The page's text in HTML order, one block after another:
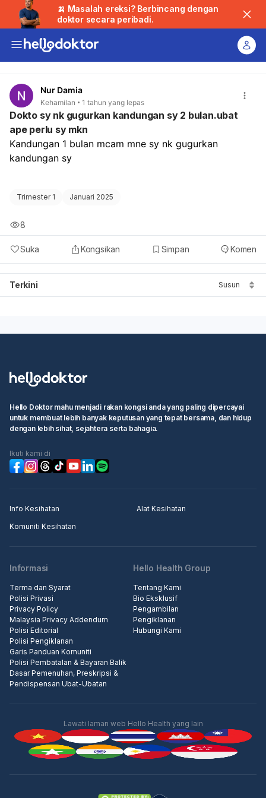
🍌 Masalah ereksi? Berbincang dengan
doktor secara peribadi.
Nur Damia
Kehamilan 1 tahun yang lepas
Dokto sy nk gugurkan kandungan sy 2 bulan.ubat
ape perlu sy mkn
Kandungan 1 bulan mcam mne sy nk gugurkan
kandungan sy
Trimester 1 Januari 2025
Suka Kongsikan Simpan Komen
8
Terkini Susun
Hello Doktor mahu menjadi rakan kongsi anda yang paling dipercayai
untuk membuat lebih banyak keputusan yang tepat bersama, dan hidup
dengan lebih sihat, sejahtera serta bahagia.
Ikuti kami di
Info Kesihatan
Alat Kesihatan
Komuniti Kesihatan
Informasi
Terma dan Syarat
Polisi Privasi
Privacy Policy
Malaysia Privacy Addendum
Polisi Editorial
Polisi Pengiklanan
Garis Panduan Komuniti
Polisi Pembatalan & Bayaran Balik
Dasar Pemenuhan, Preskripsi &
Pendispensan Ubat-Ubatan
Hello Health Group
Tentang Kami
Bio Eksklusif
Pengambilan
Pengiklanan
Hubungi Kami
Lawati laman web Hello Health yang lain